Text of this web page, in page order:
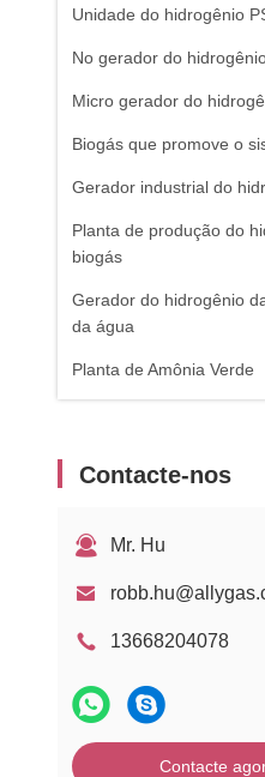
Unidade do hidrogênio
No gerador do
Micro gerador do
Biogás que promove o
Gerador industrial do
Planta de produção do
biogás
Gerador do hidrogênio
da água
Planta de Amônia Verde
Contacte-nos
Mr. Hu
13668204078
Contacte